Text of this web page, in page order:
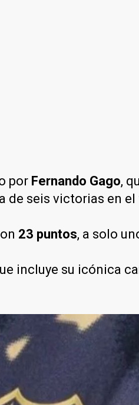
por Fernando Gago,
de seis victorias en
23 puntos, a solo
incluye su icónica